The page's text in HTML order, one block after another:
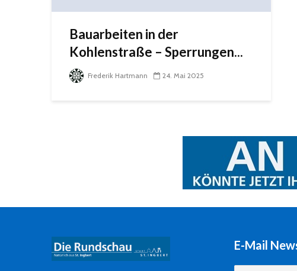
Bauarbeiten in der
Kohlenstraße – Sperrungen...
Frederik Hartmann 24. Mai 2025
E-Mail